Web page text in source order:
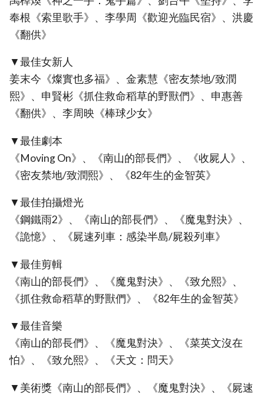
奉根《索里歌手》、李學周《歡迎光臨民宿》、洪慶
《翻供》
▼最佳女新人
姜末今《燦實也多福》、金素慧《密友禁地/致潤
熙》、申賢彬《抓住救命稻草的野獸們》、申惠善
《翻供》、李周映《棒球少女》
▼最佳劇本
《Moving On》、《南山的部長們》、《收屍人》、
《密友禁地/致潤熙》、《82年生的金智英》
▼最佳拍攝燈光
《鋼鐵雨2》、《南山的部長們》、《魔鬼對決》、
《詭憶》、《屍速列車：感染半島/屍殺列車》
▼最佳剪輯
《南山的部長們》、《魔鬼對決》、《致允熙》、
《抓住救命稻草的野獸們》、《82年生的金智英》
▼最佳音樂
《南山的部長們》、《魔鬼對決》、《菜英文沒在
怕》、《致允熙》、《天文：問天》
▼美術獎《南山的部長們》、《魔鬼對決》、《屍速